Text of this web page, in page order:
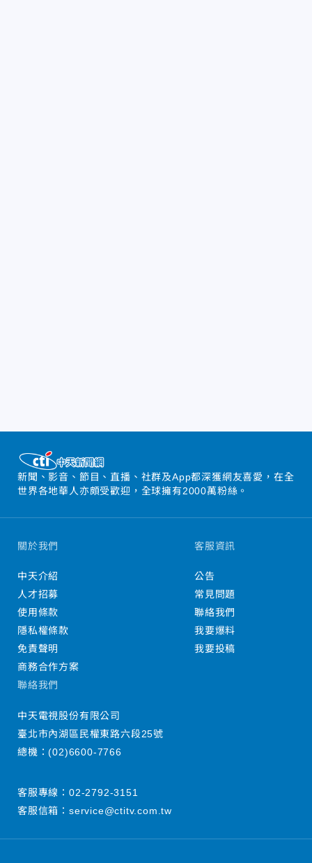
新聞、影音、節目、直播、社群及App都深獲網友喜愛，在全
世界各地華人亦頗受歡迎，全球擁有2000萬粉絲。
關於我們
中天介紹
人才招募
使用條款
隱私權條款
免責聲明
商務合作方案
客服資訊
公告
常見問題
聯絡我們
我要爆料
我要投稿
聯絡我們
中天電視股份有限公司
臺北市內湖區民權東路六段25號
總機：(02)6600-7766
客服專線： 02-2792-3151
客服信箱： service@ctitv.com.tw